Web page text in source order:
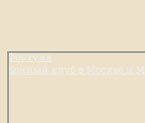
Фортуна
Конный клуб в Москве и